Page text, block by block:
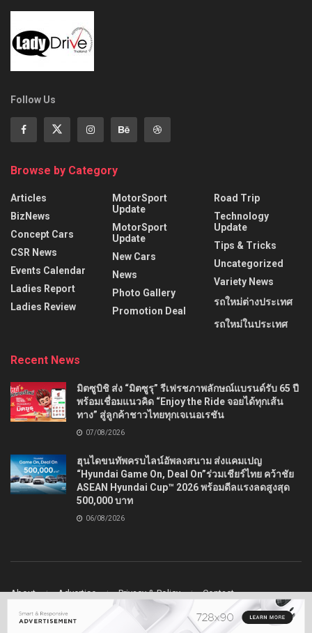
Follow Us
Browse by Category
Articles
BizNews
Concept Cars
CSR News
Events Calendar
Ladies Report
Ladies Review
MotorSport
Update
MotorSport
Update
New Cars
News
Photo Gallery
Promotion Deal
Road Trip
Technology
Update
Tips & Tricks
Uncategorized
Variety News
รถใหม่ต่างประเทศ
รถใหม่ในประเทศ
Recent News
มิตซูบิชิ ส่ง “มิตซูรุ” รีเฟรชภาพลักษณ์แบรนด์รับ 65 ปี
พร้อมเชื่อมแนวคิด “Enjoy the Ride จอยได้ทุกเส้น
ทาง” สู่ลูกค้าชาวไทยทุกเจเนอเรชัน
07/08/2026
ฮุนไดขนทัพครบไลน์อัพลงสนาม ส่งแคมเปญ
“Hyundai Game On, Deal On”ร่วมเชียร์ไทย คว้าชัย
ASEAN Hyundai Cup™ 2026 พร้อมดีลแรงลดสูงสุด
500,000 บาท
06/08/2026
About Advertise Privacy & Policy Contact
© 2022Ladydrive
- Premium WordPress news & magazine theme by